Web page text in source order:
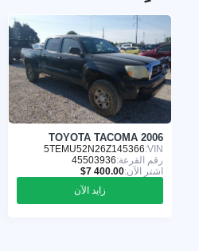
TOYOTA TACOMA 2006
VIN:
5TEMU52N26Z145366
رقم القرعة:45503936
اشترِ الآن:
زايد الآن